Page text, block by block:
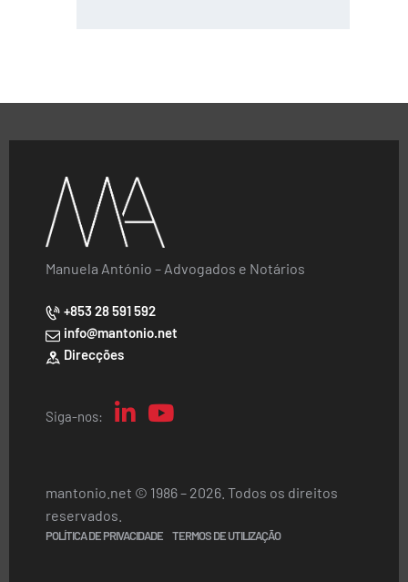
Manuela António – Advogados e Notários
+853 28 591 592
info@mantonio.net
Direcções
Siga-nos:
mantonio.net © 1986 – 2026. Todos os direitos
reservados.
POLÍTICA DE PRIVACIDADE TERMOS DE UTILIZAÇÃO